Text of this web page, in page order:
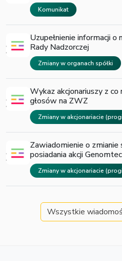
Komunikat
Uzupełnienie informacji o
Rady Nadzorczej
Zmiany w organach spółki
Wykaz akcjonariuszy z co
głosów na ZWZ
Zmiany w akcjonariacie
Zawiadomienie o zmianie
posiadania akcji Genomtec
Zmiany w akcjonariacie
Wszystkie